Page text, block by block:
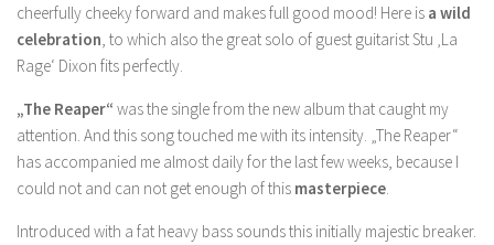
cheerfully cheeky forward and makes full good mood! Here is a wild
celebration, to which also the great solo of guest guitarist Stu ‚La
Rage‘ Dixon fits perfectly.
„The Reaper“ was the single from the new album that caught my
attention. And this song touched me with its intensity. „The Reaper“
has accompanied me almost daily for the last few weeks, because I
could not and can not get enough of this masterpiece.
Introduced with a fat heavy bass sounds this initially majestic breaker.